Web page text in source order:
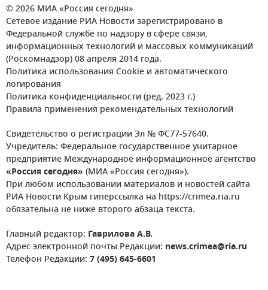
© 2026 МИА «Россия сегодня»
Сетевое издание РИА Новости зарегистрировано в
Федеральной службе по надзору в сфере связи,
информационных технологий и массовых коммуникаций
(Роскомнадзор) 08 апреля 2014 года.
Политика использования Cookie и автоматического
логирования
Политика конфиденциальности (ред. 2023 г.)
Правила применения рекомендательных технологий
Свидетельство о регистрации Эл № ФС77-57640.
Учредитель: Федеральное государственное унитарное
предприятие Международное информационное агентство
«Россия сегодня» (МИА «Россия сегодня»).
При любом использовании материалов и новостей сайта
РИА Новости Крым гиперссылка на https://crimea.ria.ru
обязательна не ниже второго абзаца текста.
Главный редактор: Гаврилова А.В.
Адрес электронной почты Редакции: news.crimea@ria.ru
Телефон Редакции: 7 (495) 645-6601